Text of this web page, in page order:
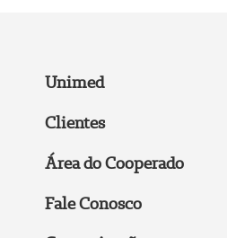
Unimed
Clientes
Área do Cooperado
Fale Conosco